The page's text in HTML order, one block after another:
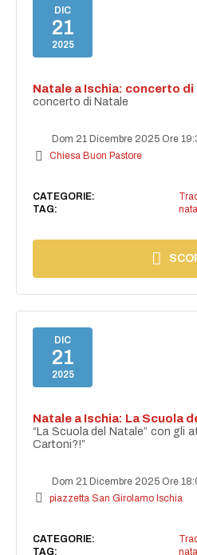
DIC
21
2025
Natale a Ischia: concerto di
concerto di Natale
Dom 21 Dicembre 2025 Ore
Chiesa Buon Pastore
CATEGORIE:
TAG:
DIC
21
2025
Natale a Ischia: La Scuola
“La Scuola del Natale” con gli
Cartoni?!”
Dom 21 Dicembre 2025 Ore
piazzetta San Girolamo Ischia
CATEGORIE:
TAG: